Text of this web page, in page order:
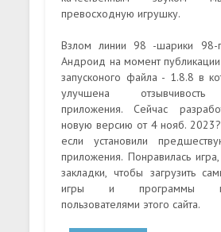
превосходную игрушку.
Взлом линии 98 -шарики
Андроид на момент
запусконого файла - 1.8.8 в
улучшена отзывчивость
приложения. Сейчас
новую версию от 4 нояб.
если установили
приложения. Понравилась
закладки, чтобы загрузить
игры и программы
пользователями этого сайта.